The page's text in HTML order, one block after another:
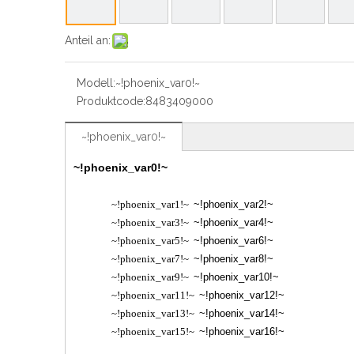
Anteil an:
Modell:~!phoenix_var0!~
Produktcode:8483409000
~!phoenix_var0!~
~!phoenix_var0!~
~!phoenix_var1!~ ~!phoenix_var2!~
~!phoenix_var3!~ ~!phoenix_var4!~
~!phoenix_var5!~ ~!phoenix_var6!~
~!phoenix_var7!~ ~!phoenix_var8!~
~!phoenix_var9!~ ~!phoenix_var10!~
~!phoenix_var11!~ ~!phoenix_var12!~
~!phoenix_var13!~ ~!phoenix_var14!~
~!phoenix_var15!~ ~!phoenix_var16!~